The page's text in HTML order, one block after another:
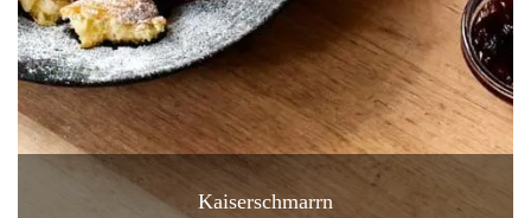
Kaiserschmarrn